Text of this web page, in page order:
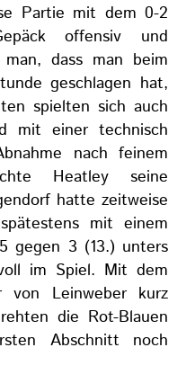
Partie mit dem 0-2
offensiv und
dass man beim
geschlagen hat,
spielten sich auch
mit einer technisch
nach feinem
Heatley seine
hatte zeitweise
mit einem
gegen 3 (13.) unters
im Spiel. Mit dem
von Leinweber kurz
die Rot-Blauen
Abschnitt noch